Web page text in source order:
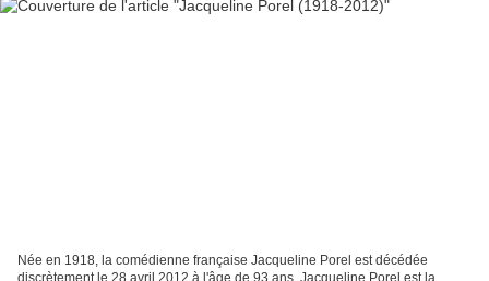
Née en 1918, la comédienne française Jacqueline Porel est décédée
discrètement le 28 avril 2012 à l'âge de 93 ans. Jacqueline Porel est la